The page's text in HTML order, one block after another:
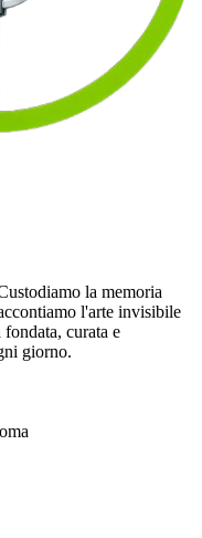
la memoria
l'arte invisibile
curata e
giorno.